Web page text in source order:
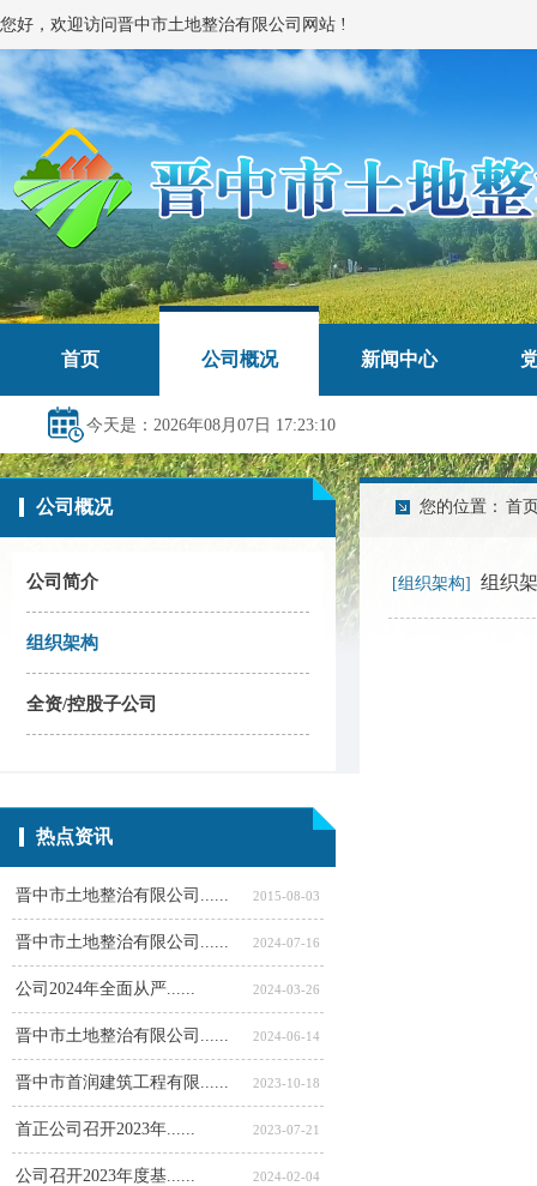
您好，欢迎访问晋中市土地整治有限公司网站 !
首页 公司概况 新闻中心
今天是：2026年08月07日 17:23:11
首
您的位置：
公司概况
[组织架构] 组织
公司简介
组织架构
全资/控股子公司
热点资讯
晋中市土地整治有限公司...... 2015-08-03
晋中市土地整治有限公司...... 2024-07-16
公司2024年全面从严...... 2024-03-26
晋中市土地整治有限公司...... 2024-06-14
晋中市首润建筑工程有限...... 2023-10-18
首正公司召开2023年...... 2023-07-21
公司召开2023年度基...... 2024-02-04